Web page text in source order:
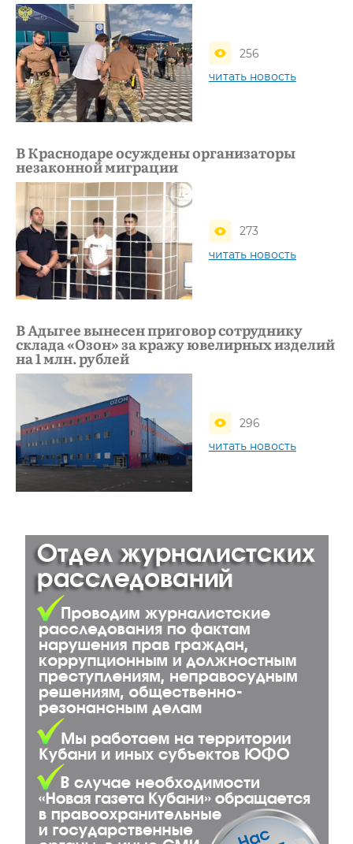
256
читать новость
В Краснодаре осуждены организаторы
незаконной миграции
273
читать новость
В Адыгее вынесен приговор сотруднику
склада «Озон» за кражу ювелирных изделий
на 1 млн. рублей
296
читать новость